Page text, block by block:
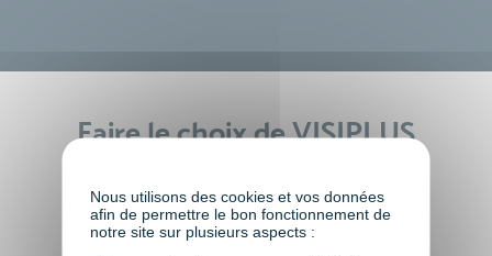
Faire le choix de VISIPLUS
Nous utilisons des cookies et vos données
afin de permettre le bon fonctionnement de
notre site sur plusieurs aspects :